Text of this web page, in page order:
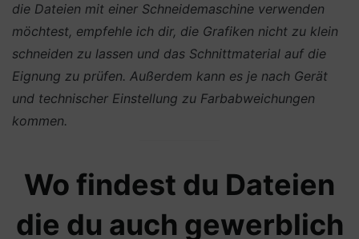
die Dateien mit einer Schneidemaschine verwenden
möchtest, empfehle ich dir, die Grafiken nicht zu klein
schneiden zu lassen und das Schnittmaterial auf die
Eignung zu prüfen. Außerdem kann es je nach Gerät
und technischer Einstellung zu Farbabweichungen
kommen.
Wo findest du Dateien
die du auch gewerblich